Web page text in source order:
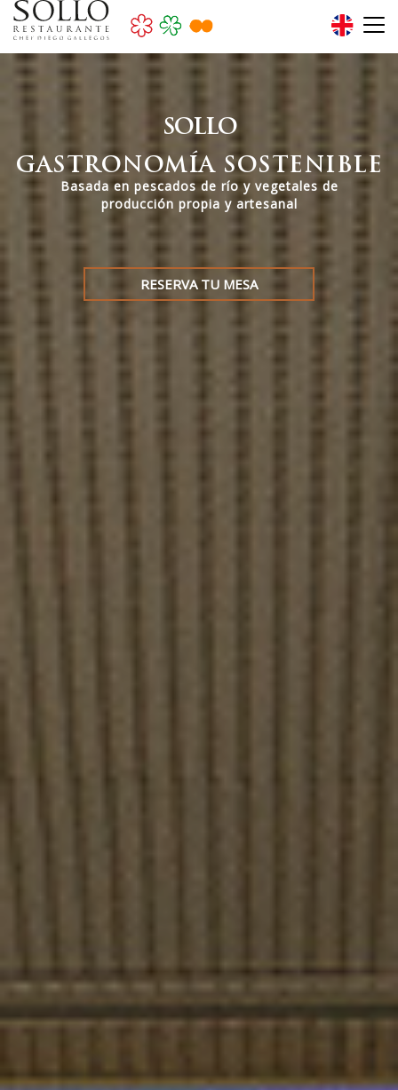
SOLLO
GASTRONOMÍA SOSTENIBLE
Basada en pescados de río y vegetales de
producción propia y artesanal
RESERVA TU MESA